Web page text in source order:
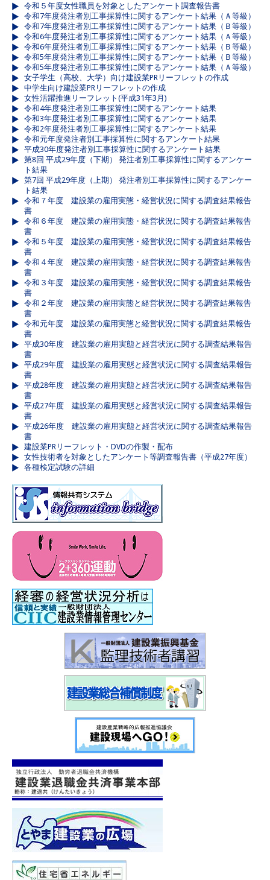
令和５年度女性職員を対象としたアンケート調査報告書
令和7年度発注者別工事採算性に関するアンケート結果（Ａ等級）
令和7年度発注者別工事採算性に関するアンケート結果（Ｂ等級）
令和6年度発注者別工事採算性に関するアンケート結果（Ａ等級）
令和6年度発注者別工事採算性に関するアンケート結果（Ｂ等級）
令和5年度発注者別工事採算性に関するアンケート結果（Ｂ等級）
令和5年度発注者別工事採算性に関するアンケート結果（Ａ等級）
女子学生（高校、大学）向け建設業PRリーフレットの作成
中学生向け建設業PRリーフレットの作成
女性活躍推進リーフレット(平成31年3月)
令和4年度発注者別工事採算性に関するアンケート結果
令和3年度発注者別工事採算性に関するアンケート結果
令和2年度発注者別工事採算性に関するアンケート結果
令和元年度発注者別工事採算性に関するアンケート結果
平成30年度発注者別工事採算性に関するアンケート結果
第8回 平成29年度（下期） 発注者別工事採算性に関するアンケー
ト結果
第7回 平成29年度（上期） 発注者別工事採算性に関するアンケー
ト結果
令和７年度 建設業の雇用実態・経営状況に関する調査結果報告
書
令和６年度 建設業の雇用実態・経営状況に関する調査結果報告
書
令和５年度 建設業の雇用実態・経営状況に関する調査結果報告
書
令和４年度 建設業の雇用実態・経営状況に関する調査結果報告
書
令和３年度 建設業の雇用実態・経営状況に関する調査結果報告
書
令和２年度 建設業の雇用実態と経営状況に関する調査結果報告
書
令和元年度 建設業の雇用実態と経営状況に関する調査結果報告
書
平成30年度 建設業の雇用実態と経営状況に関する調査結果報告
書
平成29年度 建設業の雇用実態と経営状況に関する調査結果報告
書
平成28年度 建設業の雇用実態と経営状況に関する調査結果報告
書
平成27年度 建設業の雇用実態と経営状況に関する調査結果報告
書
平成26年度 建設業の雇用実態と経営状況に関する調査結果報告
書
建設業PRリーフレット・DVDの作製・配布
女性技術者を対象としたアンケート等調査報告書（平成27年度）
各種検定試験の詳細